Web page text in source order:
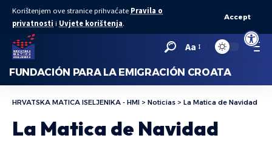
Abrir
Korištenjem ove stranice prihvaćate Pravila o
privatnosti i Uvjete korištenja.
Accept
Aa
FUNDACIÓN PARA LA EMIGRACIÓN CROATA
HRVATSKA MATICA ISELJENIKA - HMI > Noticias > La Matica de Navidad
La Matica de Navidad